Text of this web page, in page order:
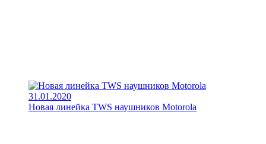
31.01.2020
Новая линейка TWS наушников Motorola